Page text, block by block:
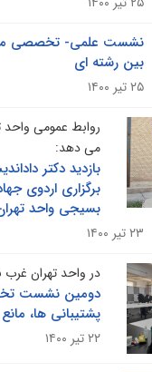
نشست علمی- تخصصی
بین رشته ای
روابط عمومی واحد
می دهد:
بازدید دکتر
برگزاری اردوی
بسیجی واحد تهران
در واحد تهران غرب
دومین نشست
پشتیبانی ها، مانع